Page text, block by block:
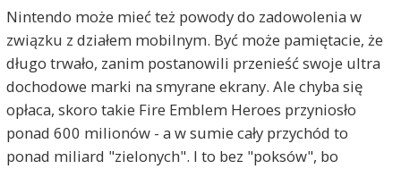
Nintendo może mieć też powody do zadowolenia w
związku z działem mobilnym. Być może pamiętacie, że
długo trwało, zanim postanowili przenieść swoje ultra
dochodowe marki na smyrane ekrany. Ale chyba się
opłaca, skoro takie Fire Emblem Heroes przyniosło
ponad 600 milionów - a w sumie cały przychód to
ponad miliard "zielonych". I to bez "poksów", bo